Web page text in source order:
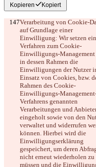
Kopieren Kopiert
Verarbeitung von Cookie-
auf Grundlage einer
Einwilligung: Wir setzen ein
Verfahren zum Cookie-
Einwilligungs-Management
in dessen Rahmen die
Einwilligungen der Nutzer
Einsatz von Cookies, bzw.
Rahmen des Cookie-
Einwilligungs-
Verfahrens genannten
Verarbeitungen und
eingeholt sowie von den
verwaltet und widerrufen
können. Hierbei wird die
Einwilligungserklärung
gespeichert, um deren
nicht erneut wiederholen zu
müssen und die